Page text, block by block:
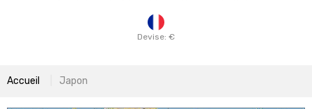
Devise: €
Accueil Japon